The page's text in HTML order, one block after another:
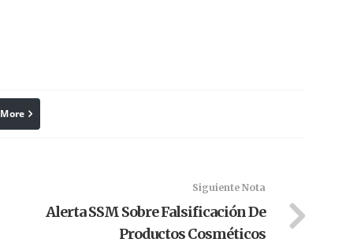
linkedin
More
Siguiente Nota
Alerta SSM Sobre Falsificación De
Productos Cosméticos